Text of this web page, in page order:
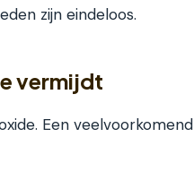
zijn eindeloos.
vermijdt
Een veelvoorkomend